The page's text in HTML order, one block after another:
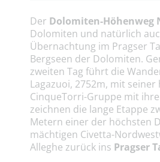
Der Dolomiten-Höhenweg
Dolomiten und natürlich
Übernachtung im Pragser
Bergseen der Dolomiten.
zweiten Tag führt die
Lagazuoi, 2752m, mit
CinqueTorri-Gruppe mit
zeichnen die lange Etappe
Metern einer der höchsten
mächtigen Civetta-
Alleghe zurück ins Pragser